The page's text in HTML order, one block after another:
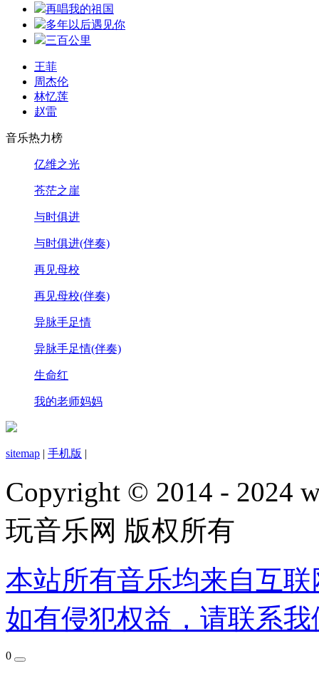
再唱我的祖国
多年以后遇见你
三百公里
王菲
周杰伦
林忆莲
赵雷
音乐热力榜
亿维之光
苍茫之崖
与时俱进
与时俱进(伴奏)
再见母校
再见母校(伴奏)
异脉手足情
异脉手足情(伴奏)
生命红
我的老师妈妈
sitemap | 手机版 |
Copyright © 2014 - 2024
玩音乐网 版权所有
本站所有音乐均来自互
如有侵犯权益，请联系
0